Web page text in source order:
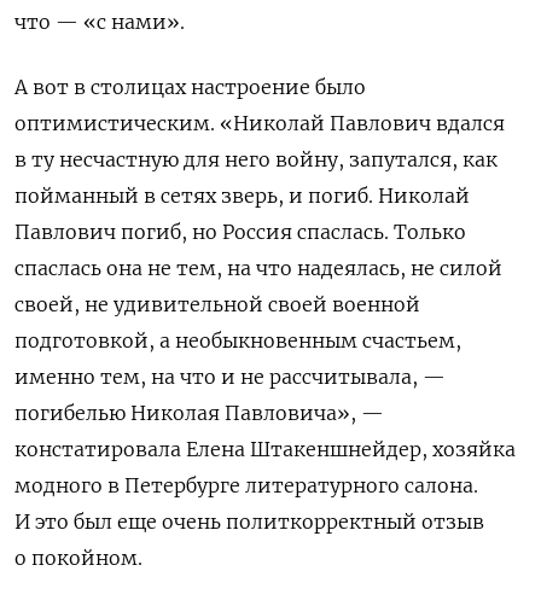
что — «с нами».
А вот в столицах настроение было
оптимистическим. «Николай Павлович вдался
в ту несчастную для него войну, запутался, как
пойманный в сетях зверь, и погиб. Николай
Павлович погиб, но Россия спаслась. Только
спаслась она не тем, на что надеялась, не силой
своей, не удивительной своей военной
подготовкой, а необыкновенным счастьем,
именно тем, на что и не рассчитывала, —
погибелью Николая Павловича», —
констатировала Елена Штакеншнейдер, хозяйка
модного в Петербурге литературного салона.
И это был еще очень политкорректный отзыв
о покойном.